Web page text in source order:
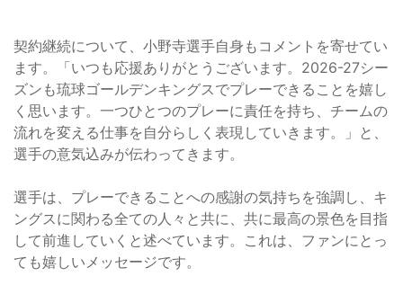
契約継続について、小野寺選手自身もコメントを寄せてい
ます。「いつも応援ありがとうございます。2026-27シー
ズンも琉球ゴールデンキングスでプレーできることを嬉し
く思います。一つひとつのプレーに責任を持ち、チームの
流れを変える仕事を自分らしく表現していきます。」と、
選手の意気込みが伝わってきます。
選手は、プレーできることへの感謝の気持ちを強調し、キ
ングスに関わる全ての人々と共に、共に最高の景色を目指
して前進していくと述べています。これは、ファンにとっ
ても嬉しいメッセージです。